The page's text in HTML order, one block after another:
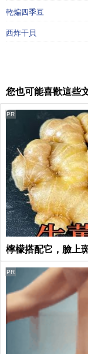
乾煸四季豆
西炸干貝
您也可能喜歡這些
檸檬搭配它，臉上
PR
PR